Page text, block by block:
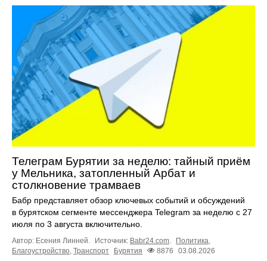
Телеграм Бурятии за неделю: тайный приём
у Мельника, затопленный Арбат и
столкновение трамваев
Бабр представляет обзор ключевых событий и обсуждений
в бурятском сегменте мессенджера Telegram за неделю с 27
июля по 3 августа включительно.
Автор: Есения Линней. Источник: Babr24.com. Политика,
Благоустройство, Транспорт Бурятия 8876 03.08.2026